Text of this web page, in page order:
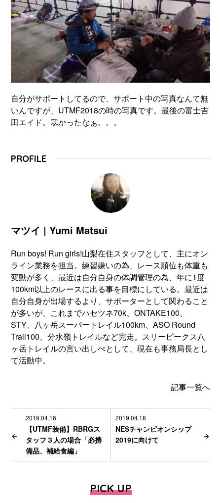
自分がサポートしてるので、サポート中の写真なんて無
いんですが、UTMF2018の時の写真です。最後の富士吉
田エイド。寒かったなぁ。。。
PROFILE
マツイ | Yumi Matsui
Run boys! Run girls!山梨在住スタッフとして、主にオン
ライン業務を担当。練習嫌いの為、レース順位も体重も
変動が多く、最近は自分自身の体調管理の為、年に1度
100km以上のレースに出る事を目標にしている。最近は
自分自身が出場するより、サポーターとして関わること
が多いが、これまでハセツネ70k、ONTAKE100、
STY、八ヶ岳スーパートレイル100km、ASO Round
Trail100、分水嶺トレイルなど完走。スリーピークス八
ヶ岳トレイルの言い出しぺとして、現在も事務局長とし
て活動中。
記事一覧へ
2019.04.16
【UTMF装備】RBRGス
タッフ３人の場合「必携
備品、補給食編」
2019.04.18
NESチャンピオンシップ
2019に向けて
PICK UP